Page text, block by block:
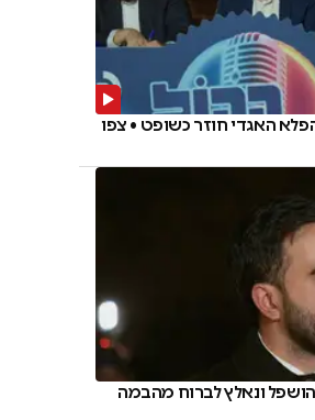
האגדי חוזר כשופט • צפו
ונאלץ לברוח מהבמה